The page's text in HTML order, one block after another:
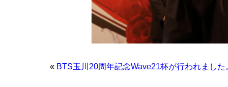
« BTS玉川20周年記念Wave21杯が行われました